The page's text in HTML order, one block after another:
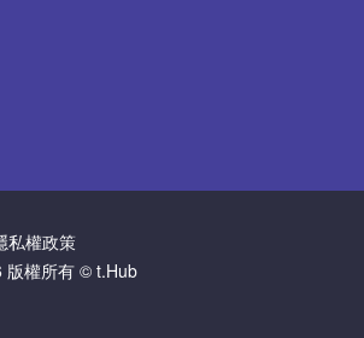
私權政策
版權所有 © t.Hub